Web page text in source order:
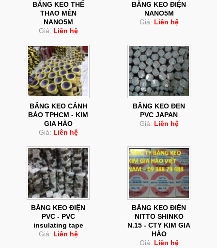
BĂNG KEO THỂ
THAO MỀN
NANO5M
Giá: Liên hệ
BĂNG KEO ĐIỆN
NANO5M
Giá: Liên hệ
BĂNG KEO CẢNH
BÁO TPHCM - KIM
GIA HÀO
Giá: Liên hệ
BĂNG KEO ĐEN
PVC JAPAN
Giá: Liên hệ
BĂNG KEO ĐIỆN
PVC - PVC
insulating tape
Giá: Liên hệ
BĂNG KEO ĐIỆN
NITTO SHINKO
N.15 - CTY KIM GIA
HÀO
Giá: Liên hệ